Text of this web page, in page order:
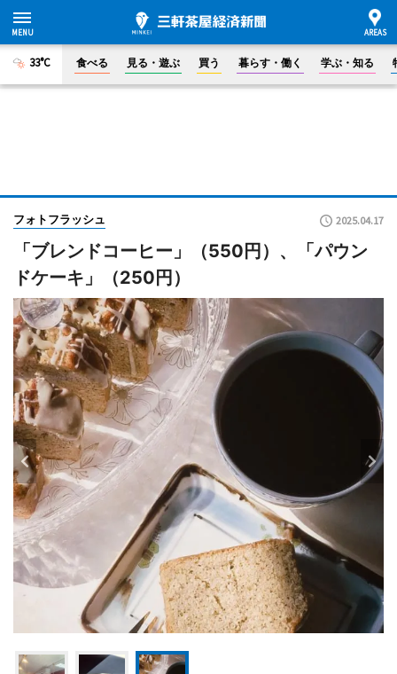
33°C 食べる 見る・遊ぶ 買う 暮らす・働く 学ぶ・知る
フォトフラッシュ 2025.04.17
「ブレンドコーヒー」（550円）、「パウン
ドケーキ」（250円）